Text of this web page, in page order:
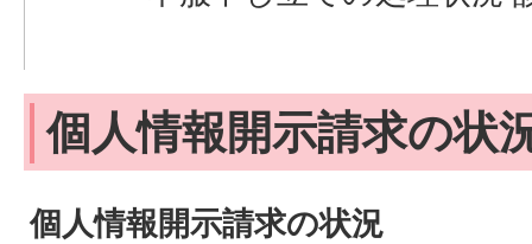
個人情報開示請求の状
個人情報開示請求の状況